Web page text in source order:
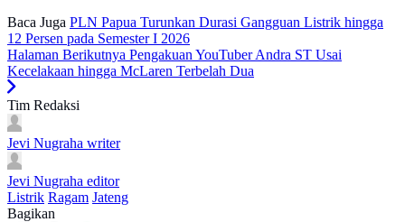
Baca Juga PLN Papua Turunkan Durasi Gangguan Listrik hingga
12 Persen pada Semester I 2026
Halaman Berikutnya Pengakuan YouTuber Andra ST Usai
Kecelakaan hingga McLaren Terbelah Dua
Tim Redaksi
Jevi Nugraha writer
Jevi Nugraha editor
Listrik Ragam Jateng
Bagikan